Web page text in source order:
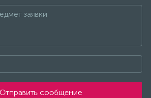
Отправить сообщение